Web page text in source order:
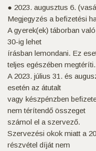
● 2023. augusztus 6.
Megjegyzés a befizetési
A gyerek(ek) táborban
30-ig lehet
írásban lemondani. Ez
teljes egészében megtéríti.
A 2023. július 31. és
esetén az átutalt
vagy készpénzben
nem térítendő összeget
számol el a szervező.
Szervezési okok miatt a
részvétel díját nem